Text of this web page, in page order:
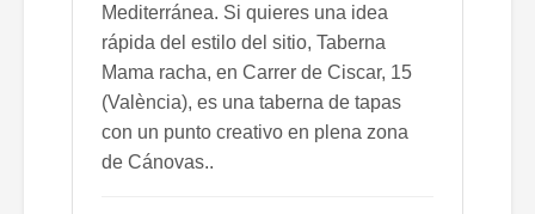
Mediterránea. Si quieres una idea
rápida del estilo del sitio, Taberna
Mama racha, en Carrer de Ciscar, 15
(València), es una taberna de tapas
con un punto creativo en plena zona
de Cánovas..